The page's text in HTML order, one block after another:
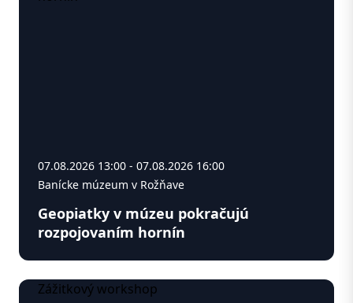
07.08.2026 13:00 - 07.08.2026 16:00
Banícke múzeum v Rožňave
Geopiatky v múzeu pokračujú
rozpojovaním hornín